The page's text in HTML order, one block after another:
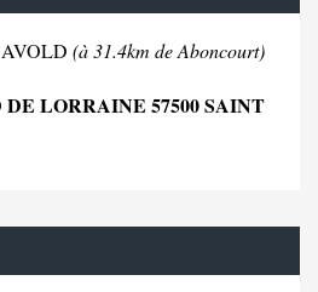
AVOLD (à 31.4km de Aboncourt)
LORRAINE 57500 SAINT